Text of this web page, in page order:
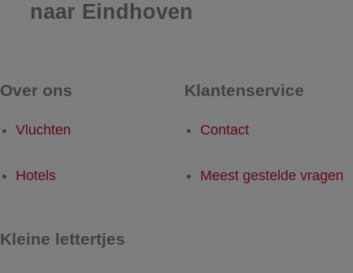
naar Eindhoven
Over ons
Vluchten
Hotels
Klantenservice
Contact
Meest gestelde vragen
Kleine lettertjes